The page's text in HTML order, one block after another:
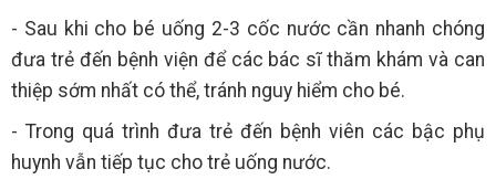
- Sau khi cho bé uống 2-3 cốc nước cần nhanh chóng
đưa trẻ đến bệnh viện để các bác sĩ thăm khám và can
thiệp sớm nhất có thể, tránh nguy hiểm cho bé.
- Trong quá trình đưa trẻ đến bệnh viên các bậc phụ
huynh vẫn tiếp tục cho trẻ uống nước.